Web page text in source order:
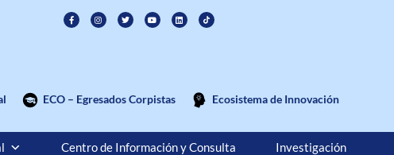
ECO – Egresados Corpistas Ecosistema de Innovación
Centro de Información y Consulta Investigación